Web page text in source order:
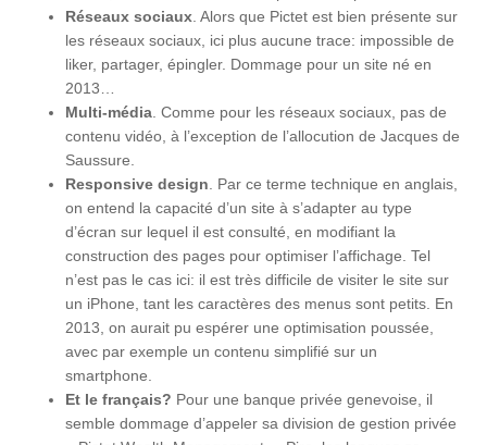
Réseaux sociaux . Alors que Pictet est bien présente sur
les réseaux sociaux, ici plus aucune trace: impossible de
liker, partager, épingler. Dommage pour un site né en
2013…
Multi-média . Comme pour les réseaux sociaux, pas de
contenu vidéo, à l’exception de l’allocution de Jacques de
Saussure.
Responsive design . Par ce terme technique en anglais,
on entend la capacité d’un site à s’adapter au type
d’écran sur lequel il est consulté, en modifiant la
construction des pages pour optimiser l’affichage. Tel
n’est pas le cas ici: il est très difficile de visiter le site sur
un iPhone, tant les caractères des menus sont petits. En
2013, on aurait pu espérer une optimisation poussée,
avec par exemple un contenu simplifié sur un
smartphone.
Et le français? Pour une banque privée genevoise, il
semble dommage d’appeler sa division de gestion privée